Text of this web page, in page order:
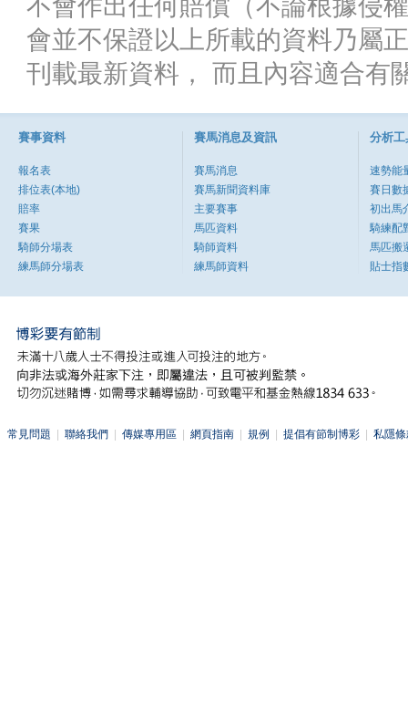
不會作出任何賠償（不論根據侵
會並不保證以上所載的資料乃屬
刊載最新資料， 而且內容適合有
賽事資料
報名表
排位表(本地)
賠率
賽果
騎師分場表
練馬師分場表
賽馬消息及資訊
賽馬消息
賽馬新聞資料庫
主要賽事
馬匹資料
騎師資料
練馬師資料
分析工
速勢能
賽日數
初出馬
騎練配
馬匹搬
貼士指
常見問題 聯絡我們 傳媒專用區 網頁指南 規例 提倡有節制博彩 私隱